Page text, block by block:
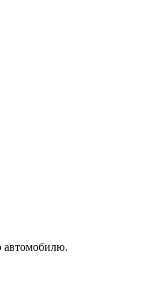
автомобилю.